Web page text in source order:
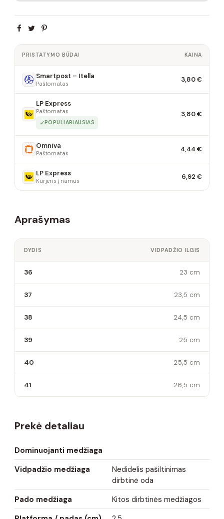
PRISTATYMO BŪDAI KAINA
Smartpost – Itella
Paštomatas 3,80 €
LP Express
Paštomatas
POPULIARIAUSIAS
3,80 €
Omniva
Paštomatas 4,44 €
LP Express
Kurjeris į namus 6,92 €
Aprašymas
DYDIS VIDPADŽIO ILGIS
36 23 cm
37 23,5 cm
38 24,5 cm
39 25 cm
40 25,5 cm
41 26,5 cm
Prekė detaliau
Dominuojanti medžiaga
Vidpadžio medžiaga
Nedidelis pašiltinimas
dirbtinė oda
Pado medžiaga
Kitos dirbtinės medžiagos